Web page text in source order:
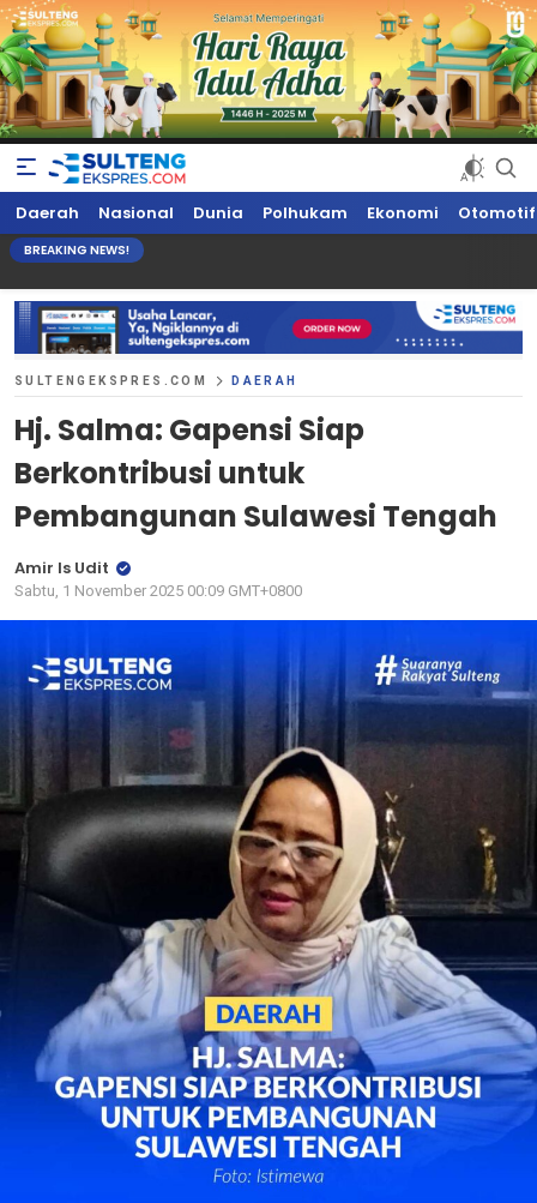
Sultengekspres.com
Berita Seputar Sulteng Hari Ini, Update Terkini, Suaranya Rakyat
Sulteng
Daerah Nasional Dunia Polhukam Ekonomi Otomotif
BREAKING NEWS!
SULTENGEKSPRES.COM DAERAH
Hj. Salma: Gapensi Siap
Berkontribusi untuk
Pembangunan Sulawesi Tengah
Amir Is Udit
Sabtu, 1 November 2025 00:09 GMT+0800